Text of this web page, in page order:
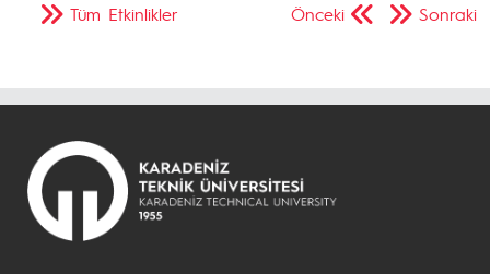
Önceki Sonraki
Tüm Etkinlikler